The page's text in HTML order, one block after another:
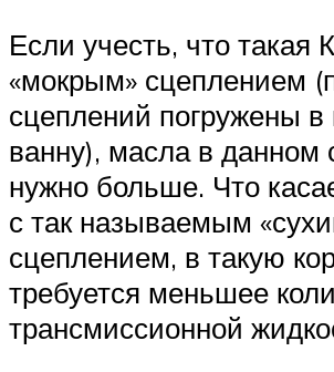
Если учесть, что такая
«мокрым» сцеплением
сцеплений погружены
ванну), масла в данном
нужно больше. Что
с так называемым
сцеплением, в такую
требуется меньшее
трансмиссионной